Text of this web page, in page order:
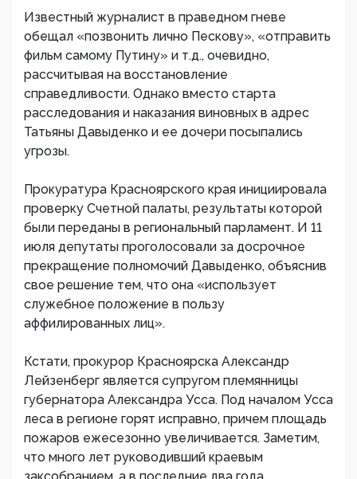
Известный журналист в праведном гневе
обещал «позвонить лично Пескову», «отправить
фильм самому Путину» и т.д., очевидно,
рассчитывая на восстановление
справедливости. Однако вместо старта
расследования и наказания виновных в адрес
Татьяны Давыденко и ее дочери посыпались
угрозы.
Прокуратура Красноярского края инициировала
проверку Счетной палаты, результаты которой
были переданы в региональный парламент. И 11
июля депутаты проголосовали за досрочное
прекращение полномочий Давыденко, объяснив
свое решение тем, что она «использует
служебное положение в пользу
аффилированных лиц».
Кстати, прокурор Красноярска Александр
Лейзенберг является супругом племянницы
губернатора Александра Усса. Под началом Усса
леса в регионе горят исправно, причем площадь
пожаров ежесезонно увеличивается. Заметим,
что много лет руководивший краевым
заксобранием, а в последние два года